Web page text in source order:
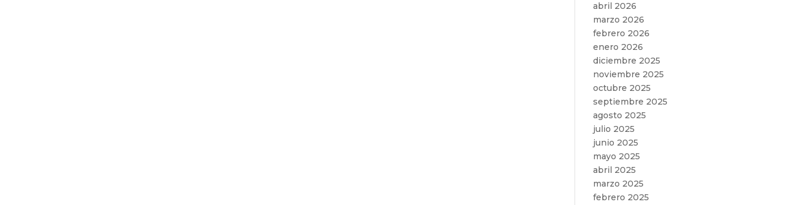
abril 2026
marzo 2026
febrero 2026
enero 2026
diciembre 2025
noviembre 2025
octubre 2025
septiembre 2025
agosto 2025
julio 2025
junio 2025
mayo 2025
abril 2025
marzo 2025
febrero 2025